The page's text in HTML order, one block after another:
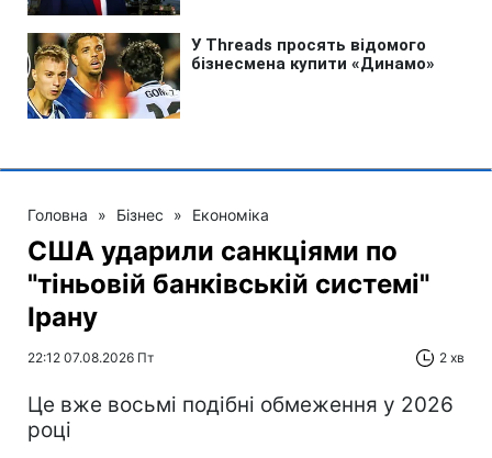
Головна » Бізнес » Економіка
США ударили санкціями по
"тіньовій банківській системі"
Ірану
22:12 07.08.2026 Пт 2 хв
Це вже восьмі подібні обмеження у 2026
році